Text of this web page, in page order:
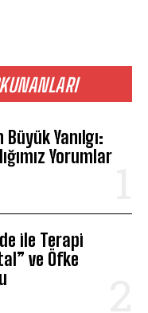
Yanılgı:
Yorumlar
ile Terapi
ve Öfke